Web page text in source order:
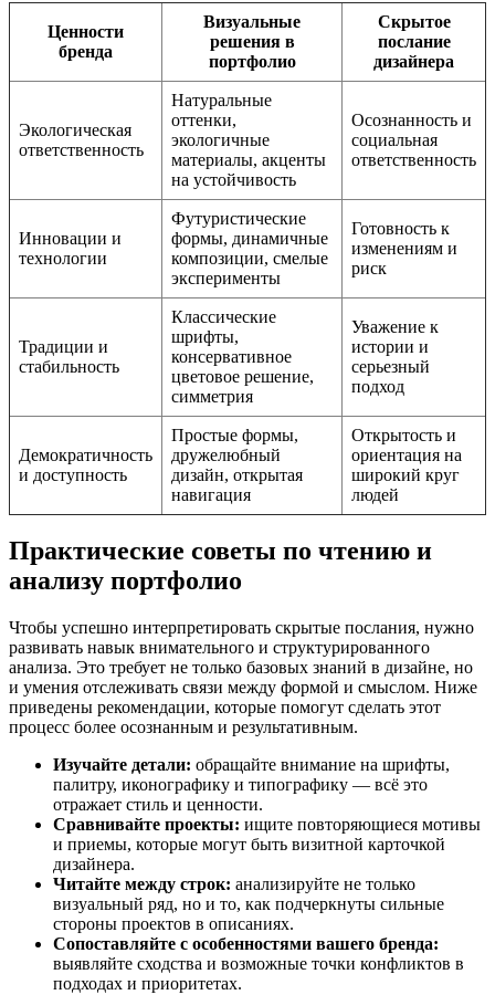
Ценности
бренда
Визуальные
решения в
портфолио
Скрытое
послание
дизайнера
Экологическая
ответственность
Натуральные
оттенки,
экологичные
материалы, акценты
на устойчивость
Осознанность и
социальная
ответственность
Инновации и
технологии
Футуристические
формы, динамичные
композиции, смелые
эксперименты
Готовность к
изменениям и
риск
Традиции и
стабильность
Классические
шрифты,
консервативное
цветовое решение,
симметрия
Уважение к
истории и
серьезный
подход
Демократичность
и доступность
Простые формы,
дружелюбный
дизайн, открытая
навигация
Открытость и
ориентация на
широкий круг
людей
Практические советы по чтению и
анализу портфолио
Чтобы успешно интерпретировать скрытые послания, нужно
развивать навык внимательного и структурированного
анализа. Это требует не только базовых знаний в дизайне, но
и умения отслеживать связи между формой и смыслом. Ниже
приведены рекомендации, которые помогут сделать этот
процесс более осознанным и результативным.
Изучайте детали: обращайте внимание на шрифты,
палитру, иконографику и типографику — всё это
отражает стиль и ценности.
Сравнивайте проекты: ищите повторяющиеся мотивы
и приемы, которые могут быть визитной карточкой
дизайнера.
Читайте между строк: анализируйте не только
визуальный ряд, но и то, как подчеркнуты сильные
стороны проектов в описаниях.
Сопоставляйте с особенностями вашего бренда:
выявляйте сходства и возможные точки конфликтов в
подходах и приоритетах.